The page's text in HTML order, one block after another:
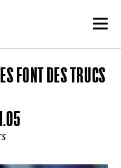
FONT DES TRUCS